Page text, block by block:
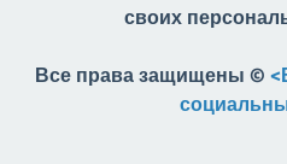
своих
Все права защищены ©